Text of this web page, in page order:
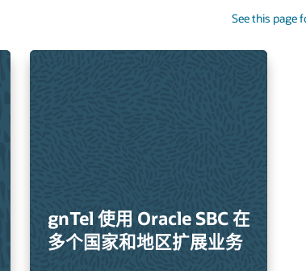
See this page
gnTel 使用 Oracle SBC 在
多个国家和地区扩展业务